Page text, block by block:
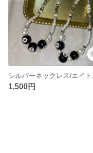
1,500円